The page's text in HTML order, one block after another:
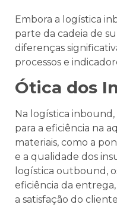
Embora a logística
parte da cadeia de
diferenças
processos e
Ótica dos
Na logística
para a eficiência na
materiais, como a
e a qualidade dos
logística outbound,
eficiência da
a satisfação do